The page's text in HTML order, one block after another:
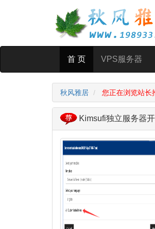
首 页 VPS服务器
秋风雅居 您正在浏览站长
Kimsufi独立服务器